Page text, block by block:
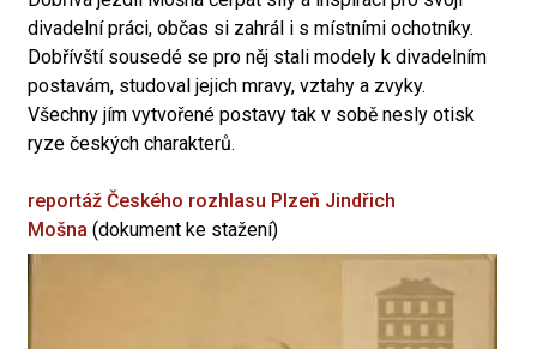
divadelní práci, občas si zahrál i s místními ochotníky.
Dobřívští sousedé se pro něj stali modely k divadelním
postavám, studoval jejich mravy, vztahy a zvyky.
Všechny jím vytvořené postavy tak v sobě nesly otisk
ryze českých charakterů.
reportáž Českého rozhlasu Plzeň Jindřich
Mošna (dokument ke stažení)